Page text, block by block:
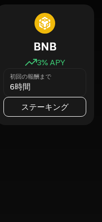
BNB
3% APY
初回の報酬まで
6時間
ステーキング